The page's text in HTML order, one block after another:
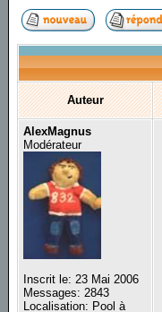
Auteur
AlexMagnus
Modérateur
Inscrit le: 23 Mai 2006
Messages: 2843
Localisation: Pool à